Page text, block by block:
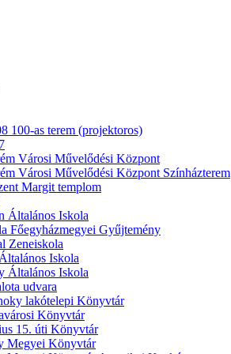
100-as terem (projektoros)
Városi Művelődési Központ
Városi Művelődési Központ Színházterem
Margit templom
Általános Iskola
Főegyházmegyei Gyűjtemény
Zeneiskola
Iskola
Általános Iskola
udvara
lakótelepi Könyvtár
Könyvtár
15. úti Könyvtár
Megyei Könyvtár